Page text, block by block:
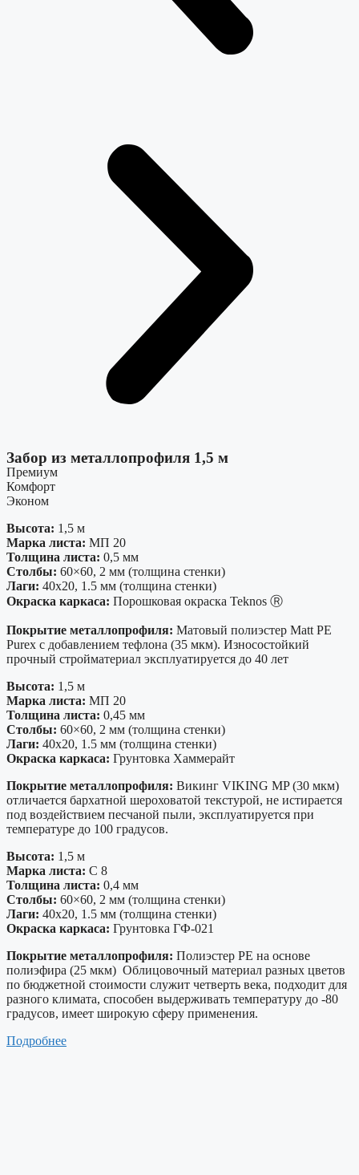
Забор из металлопрофиля 1,5 м
Премиум
Комфорт
Эконом
Высота: 1,5 м
Марка листа: МП 20
Толщина листа: 0,5 мм
Столбы: 60×60, 2 мм (толщина стенки)
Лаги: 40х20, 1.5 мм (толщина стенки)
Окраска каркаса: Порошковая окраска Teknos Ⓡ
Покрытие металлопрофиля: Матовый полиэстер Matt PE
Purex с добавлением тефлона (35 мкм). Износостойкий
прочный стройматериал эксплуатируется до 40 лет
Высота: 1,5 м
Марка листа: МП 20
Толщина листа: 0,45 мм
Столбы: 60×60, 2 мм (толщина стенки)
Лаги: 40х20, 1.5 мм (толщина стенки)
Окраска каркаса: Грунтовка Хаммерайт
Покрытие металлопрофиля: Викинг VIKING MP (30 мкм)
отличается бархатной шероховатой текстурой, не истирается
под воздействием песчаной пыли, эксплуатируется при
температуре до 100 градусов.
Высота: 1,5 м
Марка листа: С 8
Толщина листа: 0,4 мм
Столбы: 60×60, 2 мм (толщина стенки)
Лаги: 40х20, 1.5 мм (толщина стенки)
Окраска каркаса: Грунтовка ГФ-021
Покрытие металлопрофиля: Полиэстер PE на основе
полиэфира (25 мкм) Облицовочный материал разных цветов
по бюджетной стоимости служит четверть века, подходит для
разного климата, способен выдерживать температуру до -80
градусов, имеет широкую сферу применения.
Подробнее